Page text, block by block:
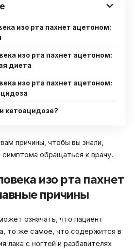
изо рта пахнет ацетоном:
изо рта пахнет ацетоном:
диета
изо рта пахнет ацетоном:
кетоацидозе?
причины, чтобы вы знали,
симптома обращаться к врачу.
изо рта пахнет
причины
означать, что пациент
то же самое, что содержится в
лака с ногтей и разбавителях